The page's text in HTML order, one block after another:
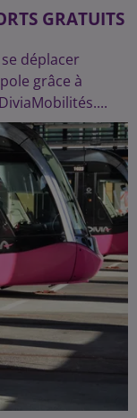
GRATUITS
déplacer
grâce à